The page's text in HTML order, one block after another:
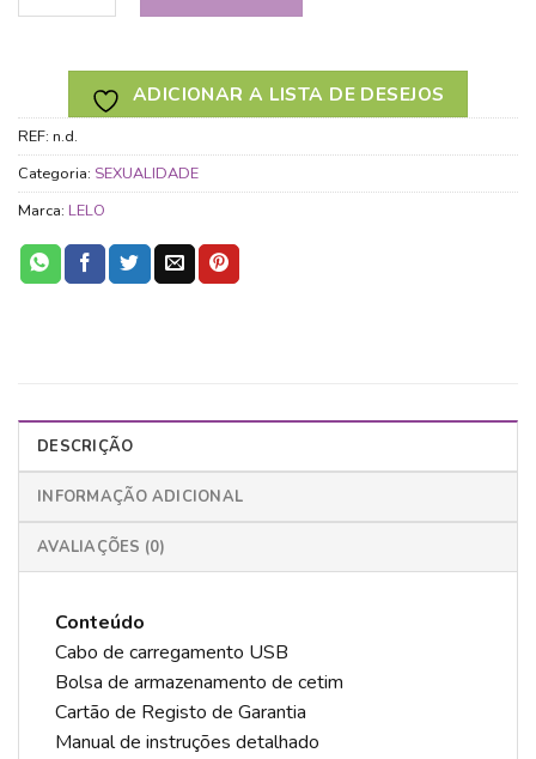
ADICIONAR A LISTA DE DESEJOS
REF: n.d.
Categoria: SEXUALIDADE
Marca: LELO
DESCRIÇÃO
INFORMAÇÃO ADICIONAL
AVALIAÇÕES (0)
Conteúdo
Cabo de carregamento USB
Bolsa de armazenamento de cetim
Cartão de Registo de Garantia
Manual de instruções detalhado